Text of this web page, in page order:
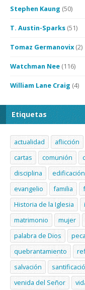
Stephen Kaung (50)
T. Austin-Sparks (51)
Tomaz Germanovix (2)
Watchman Nee (116)
William Lane Craig (4)
Etiquetas
actualidad aflicción
cartas
comunión
disciplina
edificación
evangelio
familia
Historia de la Iglesia
matrimonio
mujer
palabra de Dios
quebrantamiento
salvación
venida del Señor